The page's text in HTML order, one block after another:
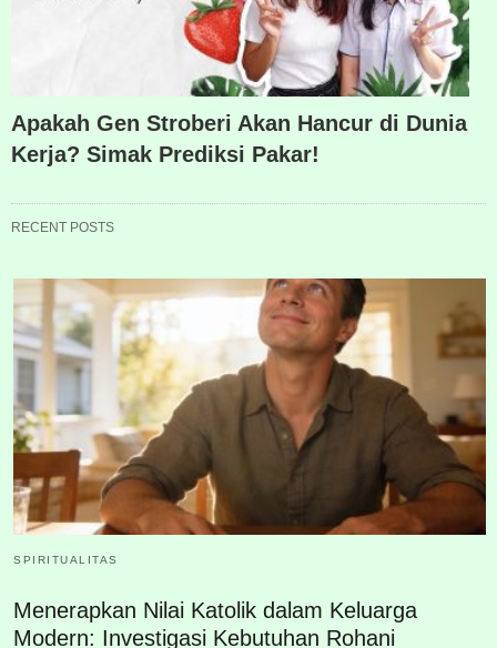
Apakah Gen Stroberi Akan Hancur di Dunia
Kerja? Simak Prediksi Pakar!
RECENT POSTS
SPIRITUALITAS
Menerapkan Nilai Katolik dalam Keluarga
Modern: Investigasi Kebutuhan Rohani